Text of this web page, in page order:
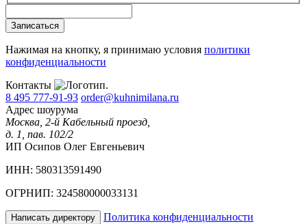
Записаться
Нажимая на кнопку, я принимаю условия политики
конфиденциальности
Контакты
8 495 777-91-93 order@kuhnimilana.ru
Адрес шоурума
Москва, 2-й Кабельный проезд,
д. 1, пав. 102/2
ИП Осипов Олег Евгеньевич
ИНН: 580313591490
ОГРНИП: 324580000033131
Написать директору
Политика конфиденциальности